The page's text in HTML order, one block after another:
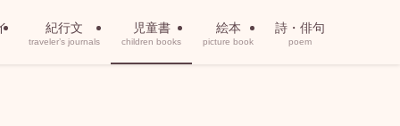
紀行文
traveler’s journals
児童書
children books
絵本
picture book
詩・俳句
poem